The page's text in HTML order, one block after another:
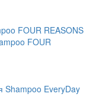
FOUR REASONS
Shampoo EveryDay